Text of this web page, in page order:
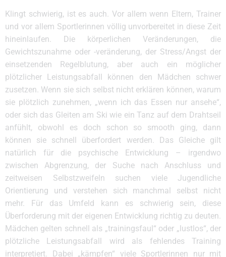
Klingt schwierig, ist es auch. Vor allem wenn Eltern, Trainer
und vor allem Sportlerinnen völlig unvorbereitet in diese Zeit
hineinlaufen. Die körperlichen Veränderungen, die
Gewichtszunahme oder -veränderung, der Stress/Angst der
einsetzenden Regelblutung, aber auch ein möglicher
plötzlicher Leistungsabfall können den Mädchen schwer
zusetzen. Wenn sie sich selbst nicht erklären können, warum
sie plötzlich zunehmen, „wenn ich das Essen nur ansehe“,
oder sich das Gleiten am Ski wie ein Tanz auf dem Drahtseil
anfühlt, obwohl es doch schon so smooth ging, dann
können sie schnell überfordert werden. Das Gleiche gilt
natürlich für die psychische Entwicklung – irgendwo
zwischen Abgrenzung, der Suche nach Anschluss und
zeitweisen Selbstzweifeln suchen viele Jugendliche
Orientierung und verstehen sich manchmal selbst nicht
mehr. Für das Umfeld kann es schwierig sein, diese
Überforderung mit der eigenen Entwicklung richtig zu deuten.
Mädchen gelten schnell als „trainingsfaul“ oder „lustlos“, der
plötzliche Leistungsabfall wird als fehlendes Training
interpretiert. Dabei „kämpfen“ viele Sportlerinnen nur mit